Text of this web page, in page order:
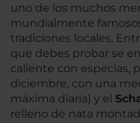
uno de los muchos
mundialmente
tradiciones locales.
que debes probar se
caliente con especias,
diciembre, con una
máxima diaria) y el
relleno de nata